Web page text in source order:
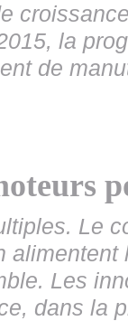
la
de
Le
alimentent
Les
dans la